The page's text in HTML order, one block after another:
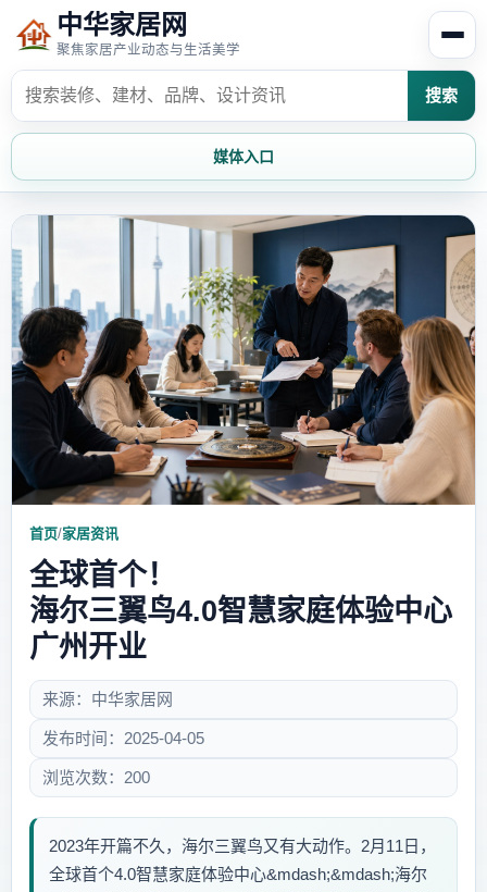
中华家居网
聚焦家居产业动态与生活美学
搜索
媒体入口
家居资讯
家居风水 家居欣赏
时尚饰家 装修设计
家具知识 家居文化
创意家居
首页/家居资讯
全球首个！
海尔三翼鸟4.0智慧家庭体验中心
广州开业
来源：中华家居网
发布时间：2025-04-05
浏览次数：200
2023年开篇不久，海尔三翼鸟又有大动作。2月11日，
全球首个4.0智慧家庭体验中心&mdash;&mdash;海尔